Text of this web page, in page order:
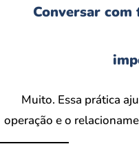
Conversar
Muito. Essa prática
operação e o